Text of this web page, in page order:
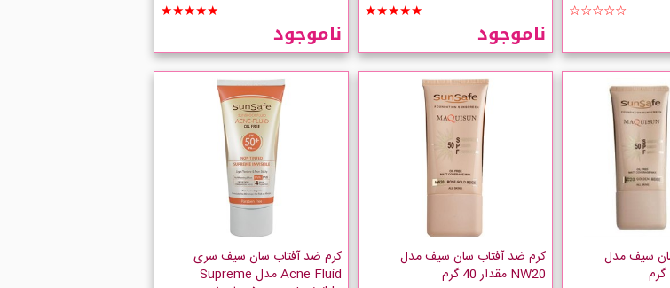
☆☆☆☆☆
★★★★★
ناموجود
★★★★★
ناموجود
سیف مدل
کرم ضد آفتاب سان سیف مدل
NW20 مقدار 40 گرم
کرم ضد آفتاب سان سیف سری
Acne Fluid مدل Supreme